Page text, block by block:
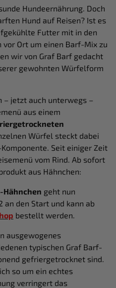
Hundeernährung. Doch
Hund auf Reisen? Ist es
Futter mit in den
vor Ort um einen Barf-Mix zu
wir von Graf Barf gedacht
gewohnten Würfelform
– jetzt auch unterwegs –
aus einem
Würfel steckt dabei
Seit einiger Zeit
vom Rind. Ab sofort
aus Hähnchen:
Hähnchen geht nun
an den Start und kann ab
bestellt werden.
ausgewogenes
typischen Graf Barf-
gefriergetrocknet sind.
so um ein echtes
verringert das